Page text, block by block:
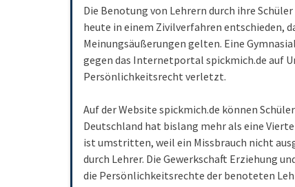
Die Benotung von Lehrern durch ihre
heute in einem Zivilverfahren entschieden,
Meinungsäußerungen gelten. Eine
gegen das Internetportal spickmich.de auf
Persönlichkeitsrecht verletzt.
Auf der Website spickmich.de können
Deutschland hat bislang mehr als eine
ist umstritten, weil ein Missbrauch nicht
durch Lehrer. Die Gewerkschaft Erziehung
die Persönlichkeitsrechte der benoteten